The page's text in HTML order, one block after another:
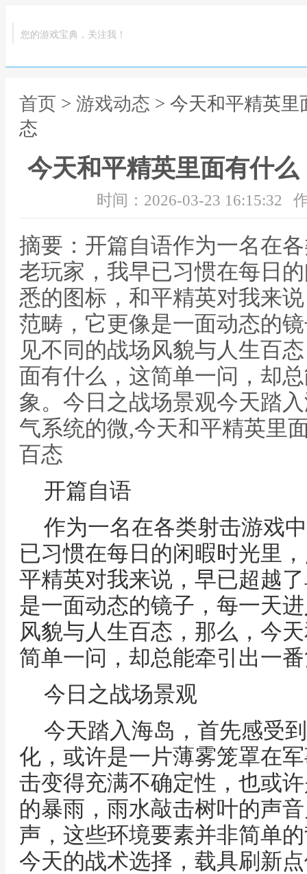
您的游戏宝典，关注我！
首页 > 游戏动态 > 今天和平精英
态
今天和平精英里面有什
时间：2026-03-23 16:15:32
摘要：开篇自语作为一名在
老玩家，我早已习惯在每日
悉的图标，和平精英对我来
范畴，它更像是一面动态的
见不同的战场风貌与人生百
面有什么，这简单一问，却
象。今日之战场景观今天踏
气系统的微,今天和平精英里
百态
开篇自语
作为一名在各类射击游戏
已习惯在每日的闲暇时光里
平精英对我来说，早已超越
是一面动态的镜子，每一天
风貌与人生百态，那么，今
简单一问，却总能牵引出一
今日之战场景观
今天踏入海岛，首先感受
化，或许是一片薄雾笼罩在
击变得充满不确定性，也或
的暴雨，雨水敲击树叶的声
声，这些环境要素并非简单
今天的战术选择，载具刷新